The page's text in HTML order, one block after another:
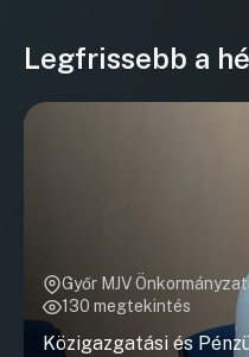
Legfrissebb a
Győr MJV
130 megtekintés
Közigazgatási és